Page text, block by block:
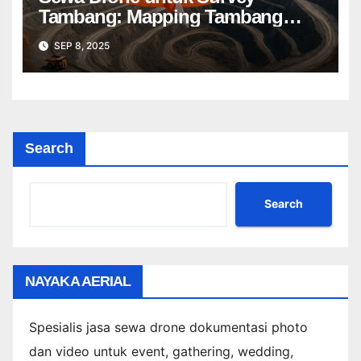
Tambang: Mapping Tambang
Profesional Lebih Cepat & Akurat
SEP 8, 2025
Search
Search
NAYAKA AERIAL
Spesialis jasa sewa drone dokumentasi photo
dan video untuk event, gathering, wedding,